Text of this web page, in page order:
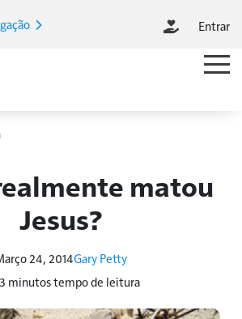
Entrar
Main
matou
Jesus?
24, 2014Gary Petty
minutostempo de leitura